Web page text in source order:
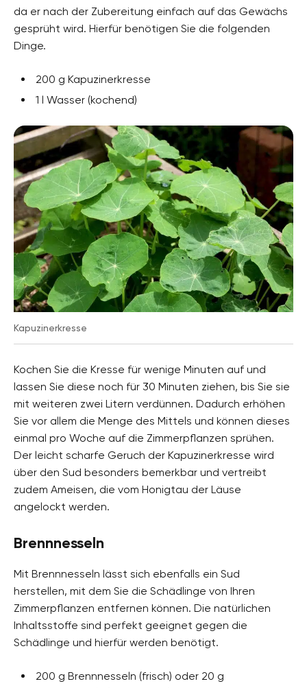
da er nach der Zubereitung einfach auf das Gewächs
gesprüht wird. Hierfür benötigen Sie die folgenden
Dinge.
200 g Kapuzinerkresse
1 l Wasser (kochend)
Kapuzinerkresse
Kochen Sie die Kresse für wenige Minuten auf und
lassen Sie diese noch für 30 Minuten ziehen, bis Sie sie
mit weiteren zwei Litern verdünnen. Dadurch erhöhen
Sie vor allem die Menge des Mittels und können dieses
einmal pro Woche auf die Zimmerpflanzen sprühen.
Der leicht scharfe Geruch der Kapuzinerkresse wird
über den Sud besonders bemerkbar und vertreibt
zudem Ameisen, die vom Honigtau der Läuse
angelockt werden.
Brennnesseln
Mit Brennnesseln lässt sich ebenfalls ein Sud
herstellen, mit dem Sie die Schädlinge von Ihren
Zimmerpflanzen entfernen können. Die natürlichen
Inhaltsstoffe sind perfekt geeignet gegen die
Schädlinge und hierfür werden benötigt.
200 g Brennnesseln (frisch) oder 20 g